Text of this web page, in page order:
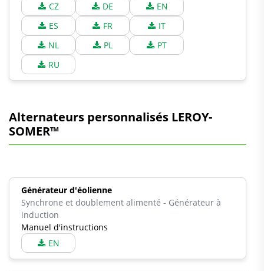
CZ
DE
EN
ES
FR
IT
NL
PL
PT
RU
Alternateurs personnalisés LEROY-
SOMER™
Générateur d'éolienne
Synchrone et doublement alimenté - Générateur à
induction
Manuel d'instructions
EN